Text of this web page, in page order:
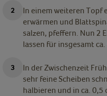
In einem weiteren Topf
erwärmen und
salzen, pfeffern. Nun 2
lassen für insgesamt
In der Zwischenzeit
sehr feine Scheiben
halbieren und in ca. 0,5